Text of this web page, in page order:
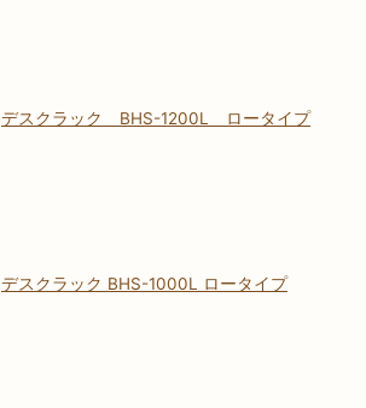
デスクラック BHS-1200L ロータイプ
デスクラック BHS-1000L ロータイプ